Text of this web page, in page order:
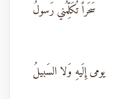
سَحَراً تُكَلِّمُني رَسولُ
يومى إِلَيهِ وَلا السَبيلُ